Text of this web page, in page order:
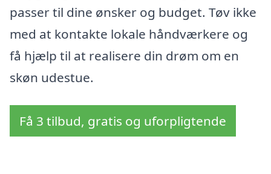
passer til dine ønsker og budget. Tøv ikke
med at kontakte lokale håndværkere og
få hjælp til at realisere din drøm om en
skøn udestue.
Få 3 tilbud, gratis og uforpligtende